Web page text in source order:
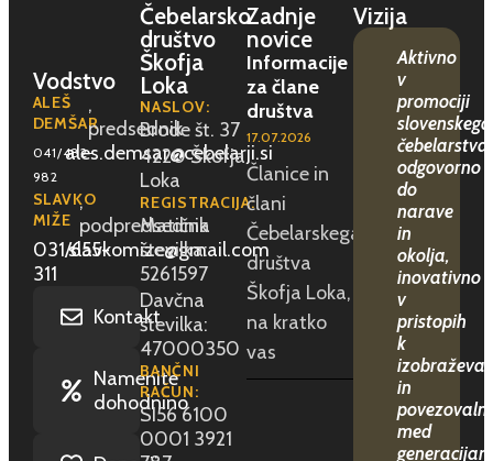
Vodstvo
ALEŠ
DEMŠAR
,
predsednik
041/482-
982
ales.demsar@cebelarji.si
SLAVKO
MIŽE
,
podpredsednik
031/655-
311
slavkomize@gmail.com
Kontakt
Namenite
dohodnino
Čebelarsko
društvo
Škofja
Loka
NASLOV:
Brode št. 37
4220 Škofja
Loka
REGISTRACIJA:
Matična
številka:
5261597
Davčna
številka:
47000350
BANČNI
RAČUN:
SI56 6100
0001 3921
Zadnje
novice
Informacije
za člane
društva
17.07.2026
Članice in
člani
Čebelarskega
društva
Škofja Loka,
na kratko
vas
Vizija
Aktivno
v
promociji
slovenskega
čebelarstva,
odgovorno
do
narave
in
okolja,
inovativno
v
pristopih
k
in
med